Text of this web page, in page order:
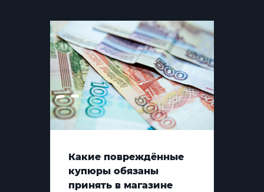
Какие повреждённые
купюры обязаны
принять в магазине